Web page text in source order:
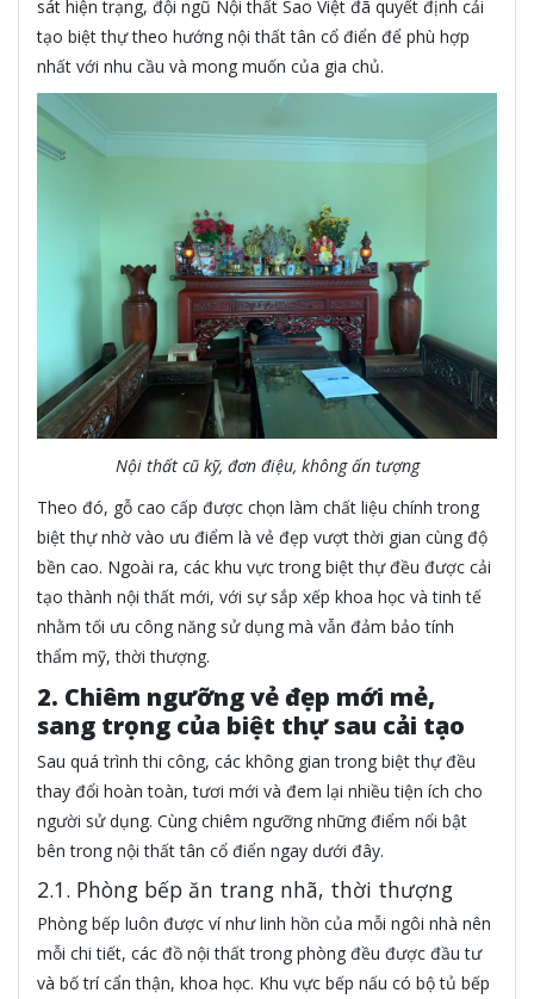
sát hiện trạng, đội ngũ Nội thất Sao Việt đã quyết định cải
tạo biệt thự theo hướng nội thất tân cổ điển để phù hợp
nhất với nhu cầu và mong muốn của gia chủ.
Nội thất cũ kỹ, đơn điệu, không ấn tượng
Theo đó, gỗ cao cấp được chọn làm chất liệu chính trong
biệt thự nhờ vào ưu điểm là vẻ đẹp vượt thời gian cùng độ
bền cao. Ngoài ra, các khu vực trong biệt thự đều được cải
tạo thành nội thất mới, với sự sắp xếp khoa học và tinh tế
nhằm tối ưu công năng sử dụng mà vẫn đảm bảo tính
thẩm mỹ, thời thượng.
2. Chiêm ngưỡng vẻ đẹp mới mẻ,
sang trọng của biệt thự sau cải tạo
Sau quá trình thi công, các không gian trong biệt thự đều
thay đổi hoàn toàn, tươi mới và đem lại nhiều tiện ích cho
người sử dụng. Cùng chiêm ngưỡng những điểm nổi bật
bên trong nội thất tân cổ điển ngay dưới đây.
2.1. Phòng bếp ăn trang nhã, thời thượng
Phòng bếp luôn được ví như linh hồn của mỗi ngôi nhà nên
mỗi chi tiết, các đồ nội thất trong phòng đều được đầu tư
và bố trí cẩn thận, khoa học. Khu vực bếp nấu có bộ tủ bếp